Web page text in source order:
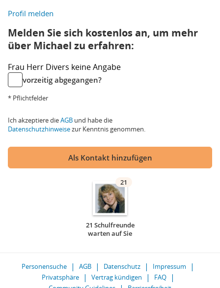
Profil melden
Melden Sie sich kostenlos an, um mehr
über Michael zu erfahren:
Frau Herr Divers keine Angabe
vorzeitig abgegangen?
* Pflichtfelder
Ich akzeptiere dieAGB und habe die
Datenschutzhinweisezur Kenntnis genommen.
Als Kontakt hinzufügen
21
21 Schulfreunde
warten auf Sie
Personensuche AGB Datenschutz
Impressum
Privatsphäre
Vertrag kündigen
FAQ